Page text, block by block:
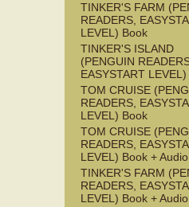
TINKER'S FARM
READERS,
LEVEL) Book
TINKER'S ISLAND
(PENGUIN
EASYSTART
TOM CRUISE
READERS,
LEVEL) Book
TOM CRUISE
READERS,
LEVEL) Book +
TINKER'S FARM
READERS,
LEVEL) Book +